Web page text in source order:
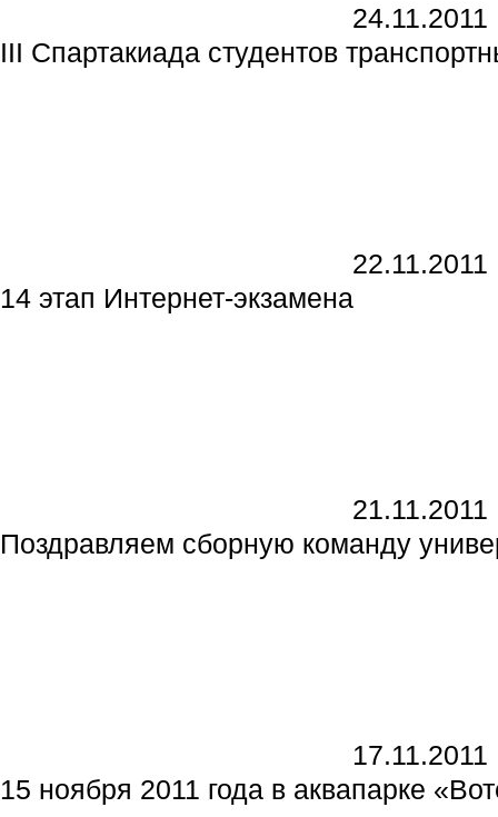
24.11.2011
III Спартакиада студентов
22.11.2011
14 этап Интернет-экзамена
21.11.2011
Поздравляем сборную команду
17.11.2011
15 ноября 2011 года в аквапарке